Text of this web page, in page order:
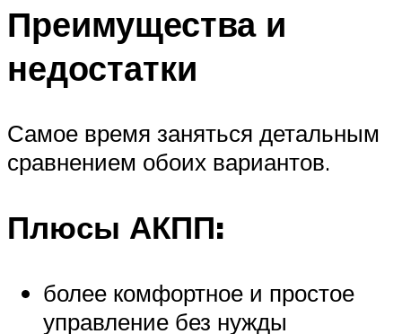
Преимущества и
недостатки
Самое время заняться детальным
сравнением обоих вариантов.
Плюсы АКПП:
более комфортное и простое
управление без нужды